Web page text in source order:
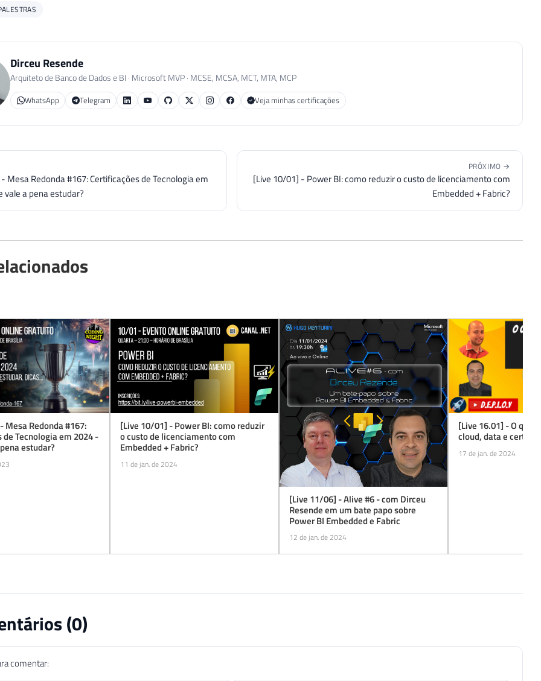
Dirceu Resende
Arquiteto de Banco de Dados e BI · Microsoft MVP · MCSE, MCSA, MCT, MTA, MCP
WhatsApp Telegram Veja minhas certificações
Mesa Redonda #167: Certificações de Tecnologia em
vale a pena estudar?
PRÓXIMO →
[Live 10/01] - Power BI: como reduzir o custo de licenciamento com
Embedded + Fabric?
Mesa Redonda #167:
Tecnologia em 2024 -
estudar?
[Live 10/01] - Power BI: como reduzir
o custo de licenciamento com
Embedded + Fabric?
11 de jan. de 2024
[Live 11/06] - Alive #6 - com Dirceu
Resende em um bate papo sobre
Power BI Embedded e Fabric
12 de jan. de 2024
[Live 16.01] - O que
cloud, data e
17 de jan. de 2024
(0)
comentar: